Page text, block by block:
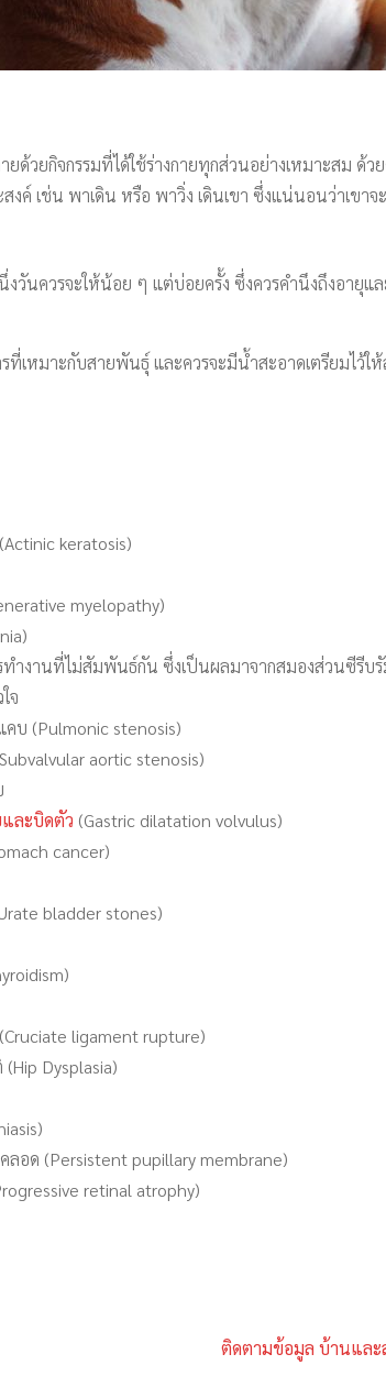
ยด้วยกิจกรรมที่ได้ใช้ร่างกายทุกส่วนอย่างเหมาะส
งค์ เช่น พาเดิน หรือ พาวิ่ง เดินเขา ซึ่งแน่นอนว่าเขา
วันควรจะให้น้อย ๆ แต่บ่อยครั้ง ซึ่งควรคำนึงถึงอา
เหมาะกับสายพันธุ์ และควรจะมีน้ำสะอาดเตรียมไว้ใ
keratosis)
myelopathy)
ทำงานที่ไม่สัมพันธ์กัน ซึ่งเป็นผลมาจากสมองส่วนซีรีบ
จ
บ (Pulmonic stenosis)
aortic stenosis)
และบิดตัว (Gastric dilatation volvulus)
cancer)
bladder stones)
ligament rupture)
Dysplasia)
ลอด (Persistent pupillary membrane)
retinal atrophy)
ติดตามข้อมูล บ้านและ